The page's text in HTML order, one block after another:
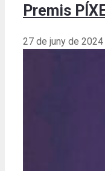
Premis
27 de juny de 2024